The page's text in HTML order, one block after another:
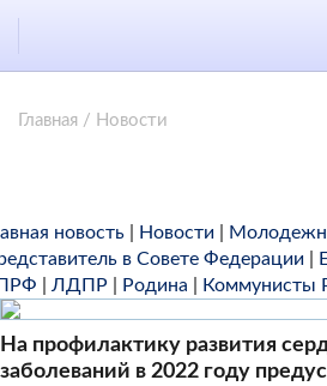
Главная / Новости
новость Новости
в Совете Федерации
ЛДПР Родина Коммунисты
На профилактику развития
заболеваний в 2022 году